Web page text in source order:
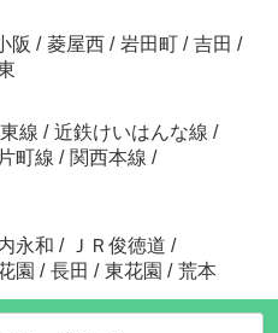
阪 / 菱屋西 / 岩田町 / 吉田 /
線 / 近鉄けいはんな線 /
片町線 / 関西本線 /
永和 / ＪＲ俊徳道 /
園 / 長田 / 東花園 / 荒本